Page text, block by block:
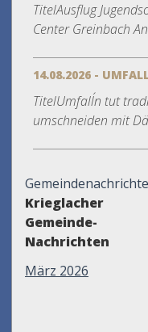
TitelAusflug
Center Greinbach
14.08.2026 -
TitelUmfall´n tut
umschneiden mit
Krieglacher
Gemeinde-
Nachrichten
März 2026